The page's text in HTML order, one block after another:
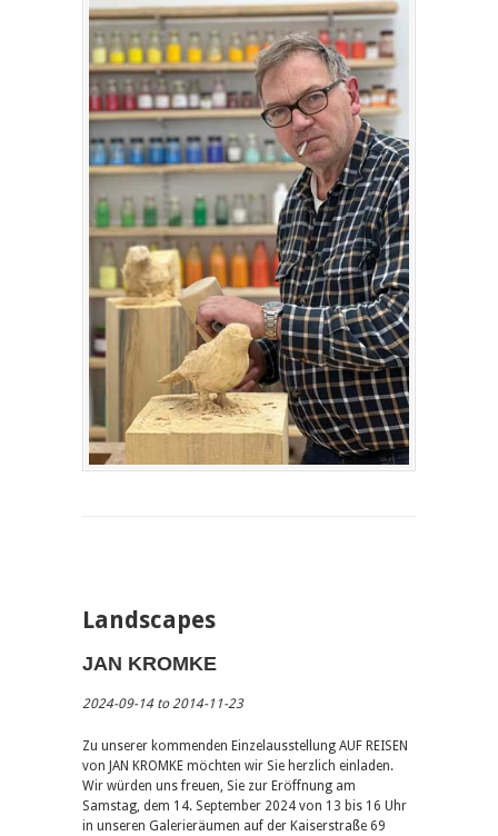
Landscapes
JAN KROMKE
2024-09-14 to 2014-11-23
Zu unserer kommenden Einzelausstellung AUF REISEN
von JAN KROMKE möchten wir Sie herzlich einladen.
Wir würden uns freuen, Sie zur Eröffnung am
Samstag, dem 14. September 2024 von 13 bis 16 Uhr
in unseren Galerieräumen auf der Kaiserstraße 69